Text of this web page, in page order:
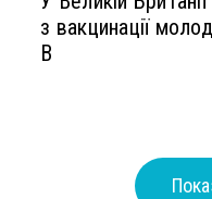
з вакцинації
В